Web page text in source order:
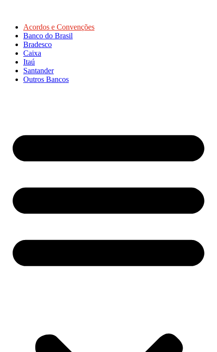
Acordos e Convenções
Banco do Brasil
Bradesco
Caixa
Itaú
Santander
Outros Bancos